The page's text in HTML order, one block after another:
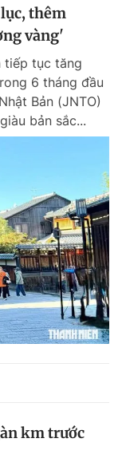
thêm
vàng'
tiếp tục tăng
6 tháng đầu
Bản (JNTO)
bản sắc...
km trước